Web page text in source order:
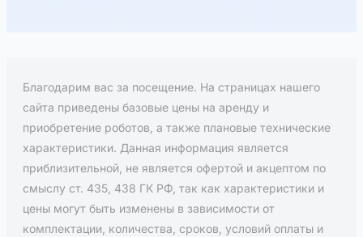
Благодарим вас за посещение. На страницах нашего
сайта приведены базовые цены на аренду и
приобретение роботов, а также плановые технические
характеристики. Данная информация является
приблизительной, не является офертой и акцептом по
смыслу ст. 435, 438 ГК РФ, так как характеристики и
цены могут быть изменены в зависимости от
комплектации, количества, сроков, условий оплаты и